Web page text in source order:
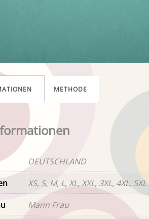
METHODE
DEUTSCHLAND
XS, S, M, L, XL, XXL, 3XL, 4XL, 5XL
Mann Frau